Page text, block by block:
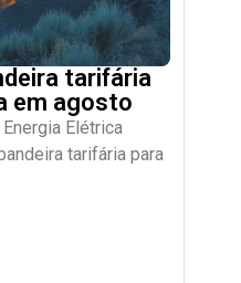
tarifária
em agosto
Elétrica
tarifária para